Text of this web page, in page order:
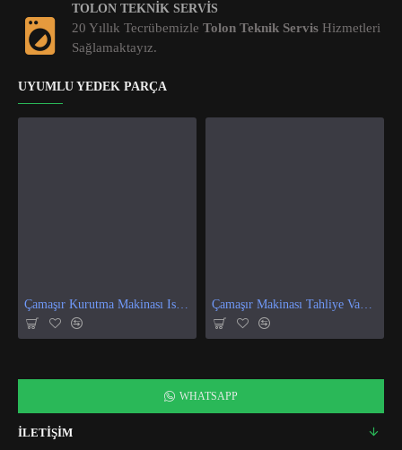
TOLON TEKNIK SERVIS
20 Yıllık Tecrübemizle Tolon Teknik Servis Hizmetleri
Sağlamaktayız.
UYUMLU YEDEK PARÇA
Çamaşır Makinası Tahliye Vanası
WHATSAPP
İLETİŞİM